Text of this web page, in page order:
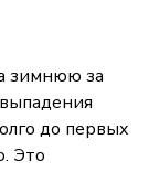
зимнюю за
до первых
Это